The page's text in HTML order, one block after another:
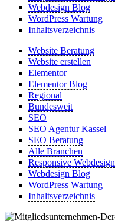
Webdesign Blog
WordPress Wartung
Inhaltsverzeichnis
Website Beratung
Website erstellen
Elementor
Elementor Blog
Regional
Bundesweit
SEO
SEO Agentur Kassel
SEO Beratung
Alle Branchen
Responsive Webdesign
Webdesign Blog
WordPress Wartung
Inhaltsverzeichnis